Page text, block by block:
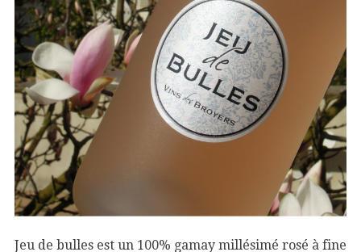
Jeu de bulles est un 100% gamay millésimé rosé à fine